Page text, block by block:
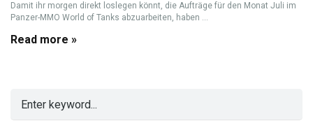
Damit ihr morgen direkt loslegen könnt, die Aufträge für den Monat Juli im
Panzer-MMO World of Tanks abzuarbeiten, haben ...
Read more »